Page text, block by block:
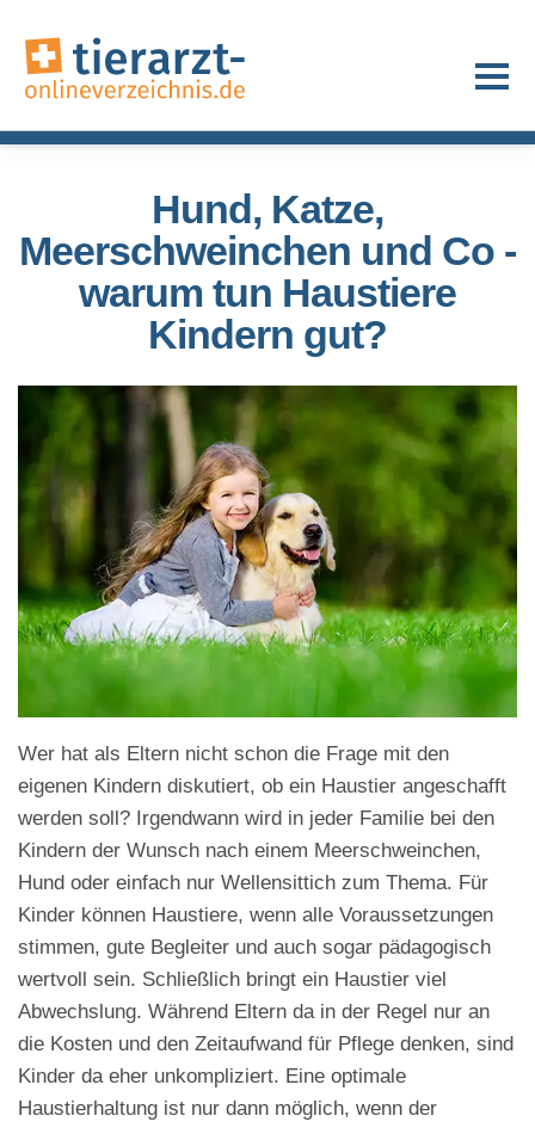
Hund, Katze,
Meerschweinchen und Co -
warum tun Haustiere
Kindern gut?
Wer hat als Eltern nicht schon die Frage mit den
eigenen Kindern diskutiert, ob ein Haustier angeschafft
werden soll? Irgendwann wird in jeder Familie bei den
Kindern der Wunsch nach einem Meerschweinchen,
Hund oder einfach nur Wellensittich zum Thema. Für
Kinder können Haustiere, wenn alle Voraussetzungen
stimmen, gute Begleiter und auch sogar pädagogisch
wertvoll sein. Schließlich bringt ein Haustier viel
Abwechslung. Während Eltern da in der Regel nur an
die Kosten und den Zeitaufwand für Pflege denken, sind
Kinder da eher unkompliziert. Eine optimale
Haustierhaltung ist nur dann möglich, wenn der